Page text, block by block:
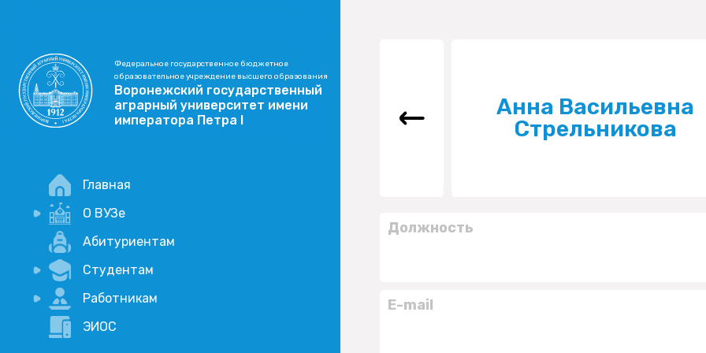
Федеральное государственное бюджетное
образовательное учреждение высшего образования
Воронежский государственный
аграрный университет имени
императора Петра I
Главная
О ВУЗе
Новости
Учебный процесс
Научная деятельность
Абитуриентам
Студентам
Портал дистанционого обучения
Академические отпуска
Работникам
Внимание, опрос!
ЭИОС
Анна Васильевна
Стрельникова
Должность
E-mail